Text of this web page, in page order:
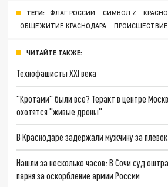
ТЕГИ: ФЛАГ РОССИИ СИМВОЛ Z
ОБЩЕЖИТИЕ КРАСНОДАРА
ПРОИСШЕСТВИЕ
ЧИТАЙТЕ ТАКЖЕ:
Технофашисты XXI века
"Кротами" были все? Теракт в центре
охотятся "живые дроны"
В Краснодаре задержали мужчину за плевок
Нашли за несколько часов: В Сочи суд
парня за оскорбление армии России